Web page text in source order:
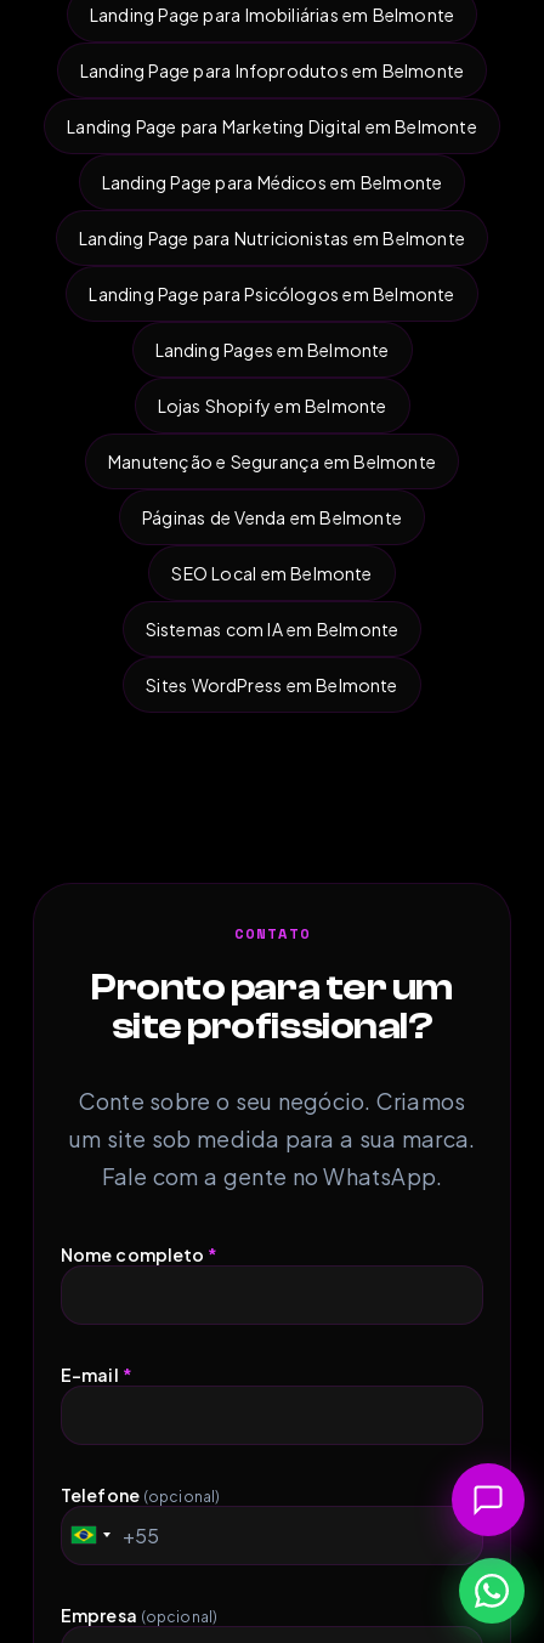
Landing Page para Imobiliárias em Belmonte
Landing Page para Infoprodutos em Belmonte
Landing Page para Marketing Digital em Belmonte
Landing Page para Médicos em Belmonte
Landing Page para Nutricionistas em Belmonte
Landing Page para Psicólogos em Belmonte
Landing Pages em Belmonte
Lojas Shopify em Belmonte
Manutenção e Segurança em Belmonte
Páginas de Venda em Belmonte
SEO Local em Belmonte
Sistemas com IA em Belmonte
Sites WordPress em Belmonte
CONTATO
Pronto para ter um
site profissional?
Conte sobre o seu negócio. Criamos
um site sob medida para a sua marca.
Fale com a gente no WhatsApp.
Nome completo *
E-mail *
Telefone (opcional)
Brazil
+55
+55
Empresa (opcional)